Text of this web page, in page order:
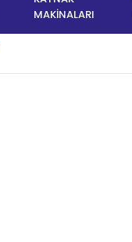
MAKİNALARI